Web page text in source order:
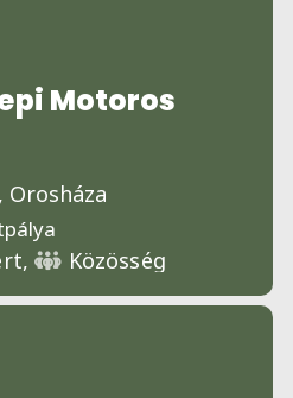
Motoros
Orosháza
Közösség